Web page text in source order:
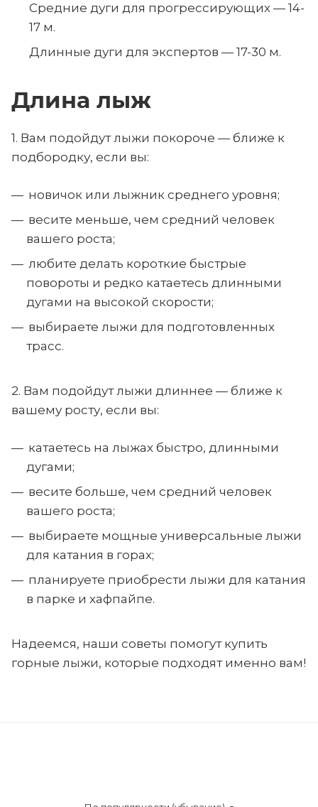
Средние дуги для прогрессирующих — 14-
17 м.
Длинные дуги для экспертов — 17-30 м.
Длина лыж
1. Вам подойдут лыжи покороче — ближе к
подбородку, если вы:
новичок или лыжник среднего уровня;
весите меньше, чем средний человек
вашего роста;
любите делать короткие быстрые
повороты и редко катаетесь длинными
дугами на высокой скорости;
выбираете лыжи для подготовленных
трасс.
2. Вам подойдут лыжи длиннее — ближе к
вашему росту, если вы:
катаетесь на лыжах быстро, длинными
дугами;
весите больше, чем средний человек
вашего роста;
выбираете мощные универсальные лыжи
для катания в горах;
планируете приобрести лыжи для катания
в парке и хафпайпе.
Надеемся, наши советы помогут купить
горные лыжи, которые подходят именно вам!